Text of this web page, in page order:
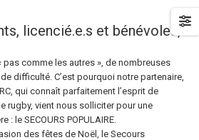
licencié.e.s et bénévoles,
pas comme les autres », de nombreuses
difficulté. C’est pourquoi notre partenaire,
qui connaît parfaitement l’esprit de
rugby, vient nous solliciter pour une
le SECOURS POPULAIRE.
des fêtes de Noël, le Secours
25 avril 2026